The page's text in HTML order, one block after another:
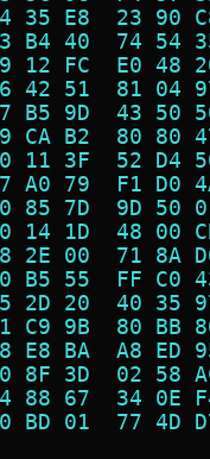
35 E8  23
B4 40  74
12 FC  E0
42 51  81
B5 9D  43
CA B2  80
11 3F  52
A0 79  F1
85 7D  9D
14 1D  48
2E 00  71
B5 55  FF
2D 20  40
C9 9B  80
E8 BA  A8
8F 3D  02
88 67  34
BD 01  77